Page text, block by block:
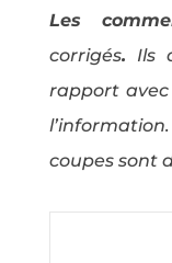
Les
corrigés. Ils
rapport avec
coupes sont